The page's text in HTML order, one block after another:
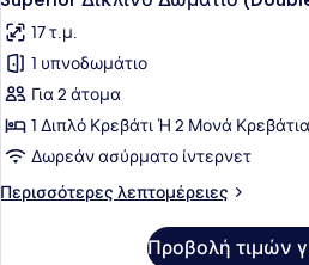
όλων
των
φωτογραφιών
για
Superior
Δίκλινο
Δωμάτιο
(Double
17 τ.μ.
1 υπνοδωμάτιο
Για 2 άτομα
1 Διπλό Κρεβάτι Ή 2 Μονά Κρεβάτια
Δωρεάν ασύρματο ίντερνετ
Περισσότερες λεπτομέρειες
Περισσότερες
Προβολή τιμών